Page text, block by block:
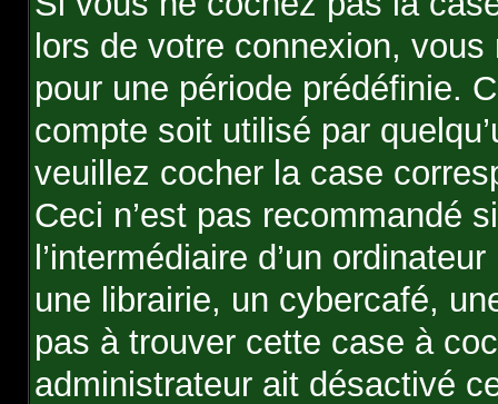
lors de votre connexion,
pour une période prédéfinie.
compte soit utilisé par
veuillez cocher la case
Ceci n’est pas recommandé
l’intermédiaire d’un
une librairie, un cybercafé,
pas à trouver cette case à
administrateur ait désactivé